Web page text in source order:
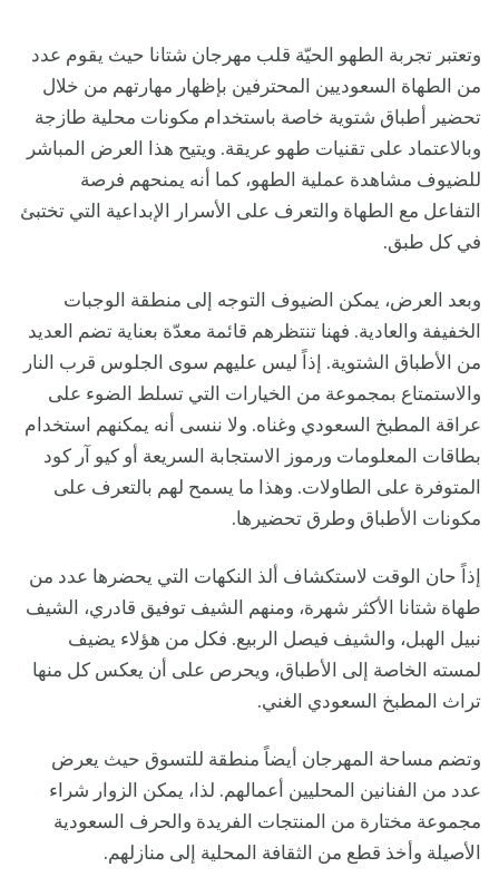
وتعتبر تجربة الطهو الحيّة قلب مهرجان شتانا حيث يقوم عدد
من الطهاة السعوديين المحترفين بإظهار مهارتهم من خلال
تحضير أطباق شتوية خاصة باستخدام مكونات محلية طازجة
وبالاعتماد على تقنيات طهو عريقة. ويتيح هذا العرض المباشر
للضيوف مشاهدة عملية الطهو، كما أنه يمنحهم فرصة
التفاعل مع الطهاة والتعرف على الأسرار الإبداعية التي تختبئ
في كل طبق.
وبعد العرض، يمكن الضيوف التوجه إلى منطقة الوجبات
الخفيفة والعادية. فهنا تنتظرهم قائمة معدّة بعناية تضم العديد
من الأطباق الشتوية. إذاً ليس عليهم سوى الجلوس قرب النار
والاستمتاع بمجموعة من الخيارات التي تسلط الضوء على
عراقة المطبخ السعودي وغناه. ولا ننسى أنه يمكنهم استخدام
بطاقات المعلومات ورموز الاستجابة السريعة أو كيو آر كود
المتوفرة على الطاولات. وهذا ما يسمح لهم بالتعرف على
مكونات الأطباق وطرق تحضيرها.
إذاً حان الوقت لاستكشاف ألذ النكهات التي يحضرها عدد من
طهاة شتانا الأكثر شهرة، ومنهم الشيف توفيق قادري، الشيف
نبيل الهبل، والشيف فيصل الربيع. فكل من هؤلاء يضيف
لمسته الخاصة إلى الأطباق، ويحرص على أن يعكس كل منها
تراث المطبخ السعودي الغني.
وتضم مساحة المهرجان أيضاً منطقة للتسوق حيث يعرض
عدد من الفنانين المحليين أعمالهم. لذا، يمكن الزوار شراء
مجموعة مختارة من المنتجات الفريدة والحرف السعودية
الأصيلة وأخذ قطع من الثقافة المحلية إلى منازلهم.